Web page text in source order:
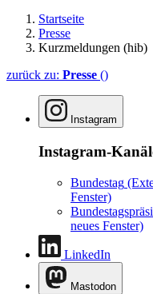
Startseite
Presse
Kurzmeldungen (hib)
zurück zu: Presse ()
Instagram
Instagram-
Bundestag
Fenster)
neues Fenster)
LinkedIn
Mastodon